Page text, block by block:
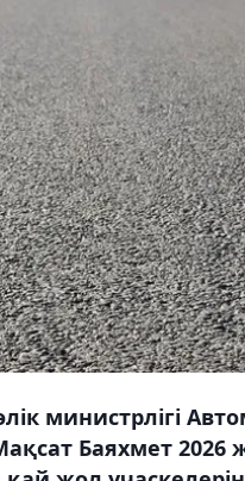
министрлігі
Баяхмет 2026